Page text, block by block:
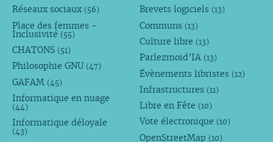
Réseaux sociaux (56)
Place des femmes -
Inclusivité (55)
CHATONS (51)
Philosophie GNU (47)
GAFAM (45)
Informatique en nuage
(44)
Informatique déloyale
(43)
Brevets logiciels (13)
Communs (13)
Culture libre (13)
Parlezmoid’IA (13)
Évènements libristes (12)
Infrastructures (11)
Libre en Fête (10)
Vote électronique (10)
OpenStreetMap (10)